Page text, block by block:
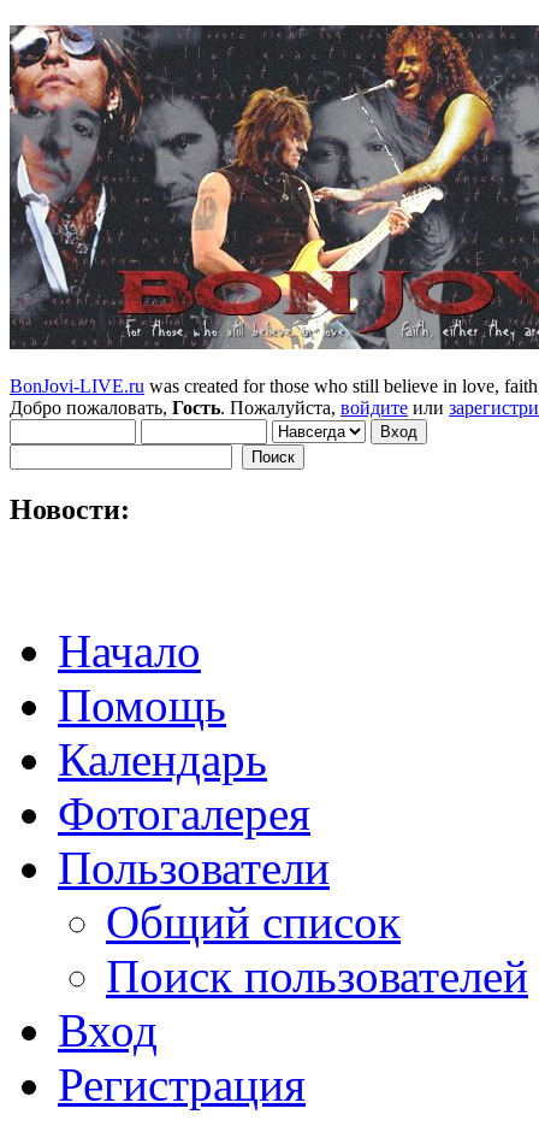
BonJovi-LIVE.ru was created for those who still believe in love,
Добро пожаловать, Гость. Пожалуйста, войдите или
Новости:
Начало
Помощь
Календарь
Фотогалерея
Пользователи
Общий список
Поиск пользователей
Вход
Регистрация